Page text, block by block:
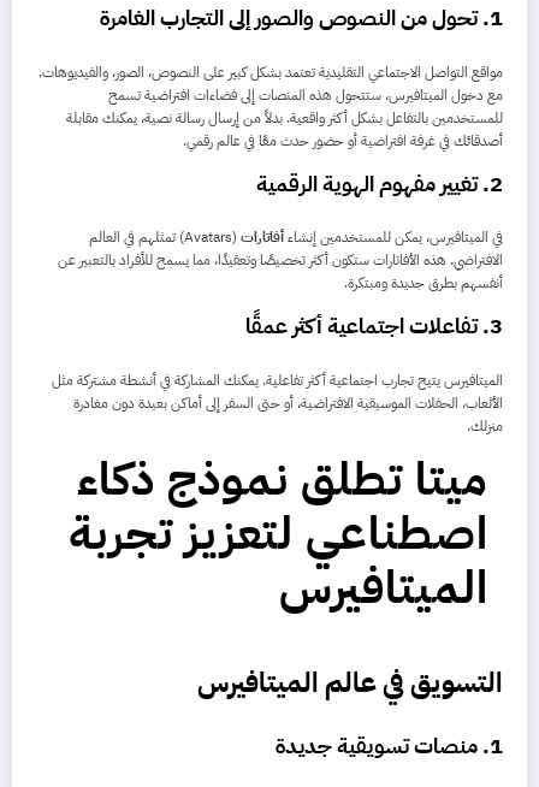
1. تحول من النصوص والصور إلى التجارب الغامرة
مواقع التواصل الاجتماعي التقليدية تعتمد بشكل كبير على النصوص، الصور، والفيديوهات.
مع دخول الميتافيرس، ستتحول هذه المنصات إلى فضاءات افتراضية تسمح
للمستخدمين بالتفاعل بشكل أكثر واقعية. بدلاً من إرسال رسالة نصية، يمكنك مقابلة
أصدقائك في غرفة افتراضية أو حضور حدث معًا في عالم رقمي.
2. تغيير مفهوم الهوية الرقمية
في الميتافيرس، يمكن للمستخدمين إنشاءأفاتارات
(Avatars) تمثلهم في العالم
الافتراضي. هذه الأفاتارات ستكون أكثر تخصيصًا وتعقيدًا، مما يسمح للأفراد بالتعبير عن
أنفسهم بطرق جديدة ومبتكرة.
3. تفاعلات اجتماعية أكثر عمقًا
الميتافيرس يتيح تجارب اجتماعية أكثر تفاعلية. يمكنك المشاركة في أنشطة مشتركة مثل
الألعاب، الحفلات الموسيقية الافتراضية، أو حتى السفر إلى أماكن بعيدة دون مغادرة
منزلك.
ميتا تطلق نموذج ذكاء
اصطناعي لتعزيز تجربة
الميتافيرس
التسويق في عالم الميتافيرس
1. منصات تسويقية جديدة